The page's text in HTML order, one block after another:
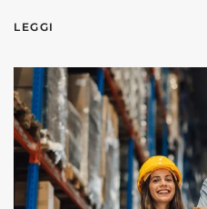
LEGGI